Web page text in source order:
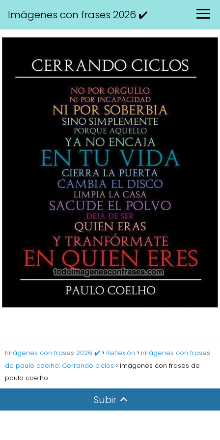
Imágenes con frases 2026 ✔️
Imágenes con frases 2026 ✔️ Reflexión
imágenes con frases
de paulo coelho: Cerrando ciclos
imágenes con frases de
paulo coelho
Subir